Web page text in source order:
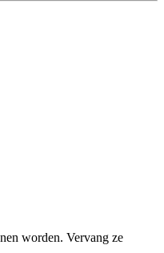
worden. Vervang ze